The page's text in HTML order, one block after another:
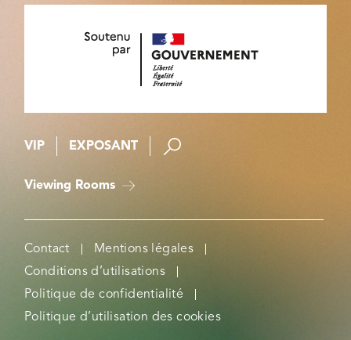
VIP EXPOSANT
Viewing Rooms
Contact
Mentions légales
Conditions d’utilisations
Politique de confidentialité
Politique d’utilisation des cookies